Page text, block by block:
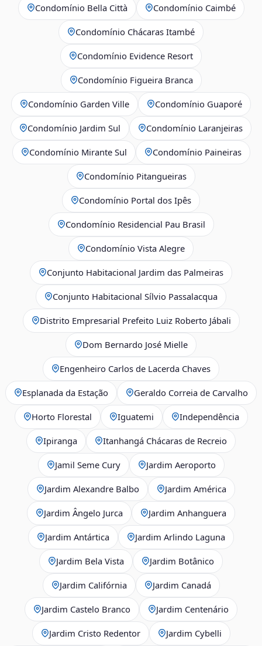
Condomínio Bella Città Condomínio Caimbé
Condomínio Chácaras Itambé
Condomínio Evidence Resort
Condomínio Figueira Branca
Condomínio Garden Ville Condomínio Guaporé
Condomínio Jardim Sul Condomínio Laranjeiras
Condomínio Mirante Sul Condomínio Paineiras
Condomínio Pitangueiras
Condomínio Portal dos Ipês
Condomínio Residencial Pau Brasil
Condomínio Vista Alegre
Conjunto Habitacional Jardim das Palmeiras
Conjunto Habitacional Sílvio Passalacqua
Distrito Empresarial Prefeito Luiz Roberto Jábali
Dom Bernardo José Mielle
Engenheiro Carlos de Lacerda Chaves
Esplanada da Estação Geraldo Correia de Carvalho
Horto Florestal Iguatemi Independência
Ipiranga Itanhangá Chácaras de Recreio
Jamil Seme Cury Jardim Aeroporto
Jardim Alexandre Balbo Jardim América
Jardim Ângelo Jurca Jardim Anhanguera
Jardim Antártica Jardim Arlindo Laguna
Jardim Bela Vista Jardim Botânico
Jardim Califórnia Jardim Canadá
Jardim Castelo Branco Jardim Centenário
Jardim Cristo Redentor Jardim Cybelli